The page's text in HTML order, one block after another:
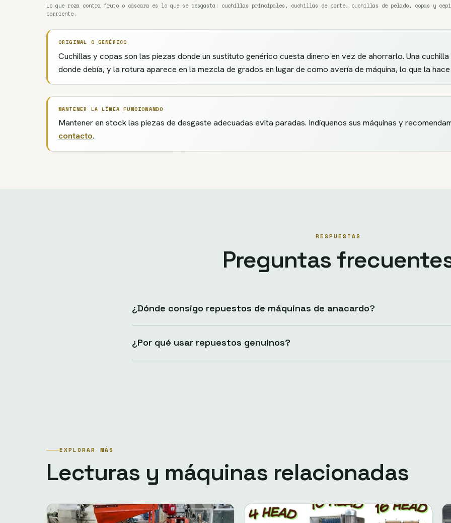
Lo que roza contra fruto o cáscara es lo que se desgasta: cuchillas principales, cuchillas de corte, cuchillas de pelado, copas y
corriente.
ORIGINAL O GENÉRICO
Cuchillas y copas son las piezas donde un sustituto genérico cuesta dinero en vez de ahorrarlo. Una
donde debía, y la rotura aparece en la mezcla de grados en lugar de como avería de máquina, lo que la
MANTENER LA LÍNEA FUNCIONANDO
Mantener en stock las piezas de desgaste adecuadas evita paradas. Indíquenos sus máquinas y
contacto.
RESPUESTAS
Preguntas
¿Dónde consigo repuestos de máquinas de anacardo?
¿Por qué usar repuestos genuinos?
EXPLORAR MÁS
Lecturas y máquinas relacionadas